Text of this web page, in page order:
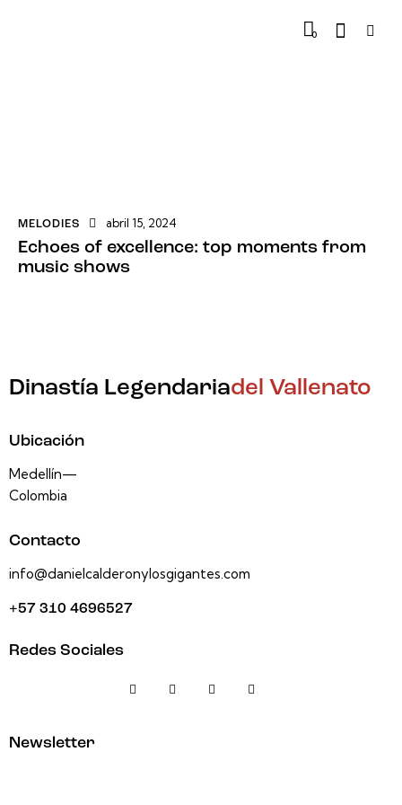
0
MELODIES abril 15, 2024
Echoes of excellence: top moments from
music shows
Dinastía Legendariadel Vallenato
Ubicación
Medellín—
Colombia
Contacto
info@danielcalderonylosgigantes.com
+57 310 4696527
Redes Sociales
Newsletter